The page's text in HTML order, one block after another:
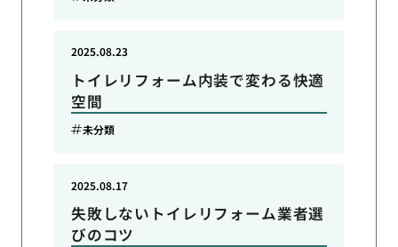
トイレリフォーム内装で変わる快適
空間
2025.08.23
未分類
失敗しないトイレリフォーム業者選
びのコツ
2025.08.17